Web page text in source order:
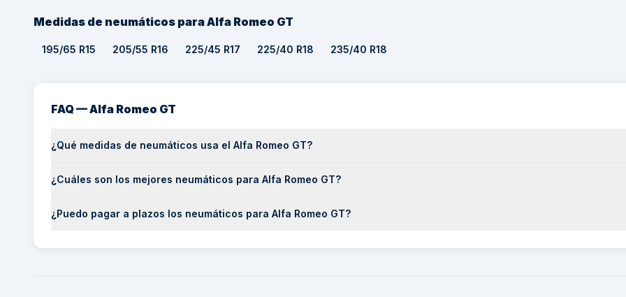
Medidas de neumáticos para Alfa Romeo GT
195/65 R15 205/55 R16 225/45 R17 225/40 R18 235/40 R18
FAQ — Alfa Romeo GT
¿Qué medidas de neumáticos usa el Alfa Romeo GT?
¿Cuáles son los mejores neumáticos para Alfa Romeo GT?
¿Puedo pagar a plazos los neumáticos para Alfa Romeo GT?